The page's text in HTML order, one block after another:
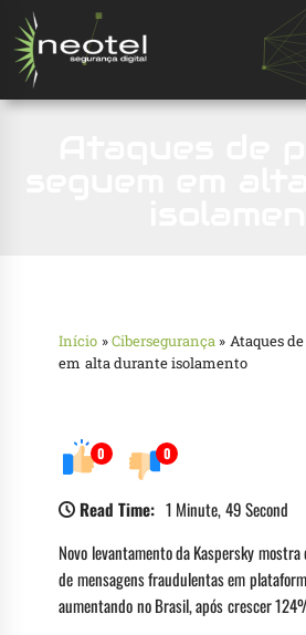
Início »Cibersegurança » Ataques
em alta durante isolamento
0 0
Read Time: 1 Minute, 49 Second
Novo levantamento da Kaspersky mostra
de mensagens fraudulentas em
aumentando no Brasil, após crescer